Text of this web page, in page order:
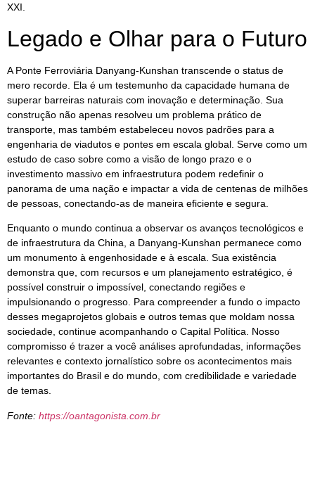
XXI.
Legado e Olhar para o Futuro
A Ponte Ferroviária Danyang-Kunshan transcende o status de
mero recorde. Ela é um testemunho da capacidade humana de
superar barreiras naturais com inovação e determinação. Sua
construção não apenas resolveu um problema prático de
transporte, mas também estabeleceu novos padrões para a
engenharia de viadutos e pontes em escala global. Serve como um
estudo de caso sobre como a visão de longo prazo e o
investimento massivo em infraestrutura podem redefinir o
panorama de uma nação e impactar a vida de centenas de milhões
de pessoas, conectando-as de maneira eficiente e segura.
Enquanto o mundo continua a observar os avanços tecnológicos e
de infraestrutura da China, a Danyang-Kunshan permanece como
um monumento à engenhosidade e à escala. Sua existência
demonstra que, com recursos e um planejamento estratégico, é
possível construir o impossível, conectando regiões e
impulsionando o progresso. Para compreender a fundo o impacto
desses megaprojetos globais e outros temas que moldam nossa
sociedade, continue acompanhando o Capital Política. Nosso
compromisso é trazer a você análises aprofundadas, informações
relevantes e contexto jornalístico sobre os acontecimentos mais
importantes do Brasil e do mundo, com credibilidade e variedade
de temas.
Fonte: https://oantagonista.com.br